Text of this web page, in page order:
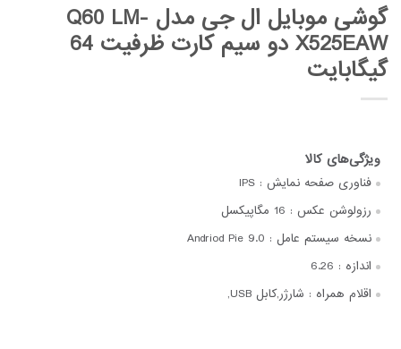
گوشی موبایل ال جی مدل Q60 LM-
X525EAW دو سیم کارت ظرفیت 64
گیگابایت
فناوری صفحه‌ نمایش : IPS
رزولوشن عکس : 16 مگاپیکسل
نسخه سیستم عامل : Andriod Pie 9.0
اندازه : 6.26
اقلام همراه : شارژر,کابل USB,